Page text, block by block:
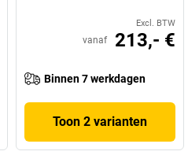
Excl. BTW
vanaf 213,- €
Binnen 7 werkdagen
Toon 2 varianten